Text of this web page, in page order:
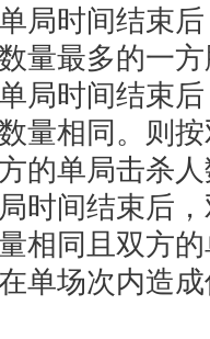
局时间结束
量最多的一
局时间结束
量相同。则
的单局击杀
时间结束后
相同且双方
单场次内造